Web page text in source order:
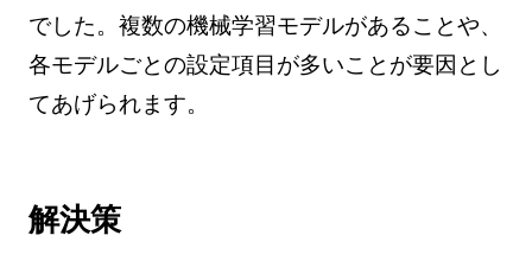
でした。複数の機械学習モデルがあることや、
各モデルごとの設定項目が多いことが要因とし
てあげられます。
解決策